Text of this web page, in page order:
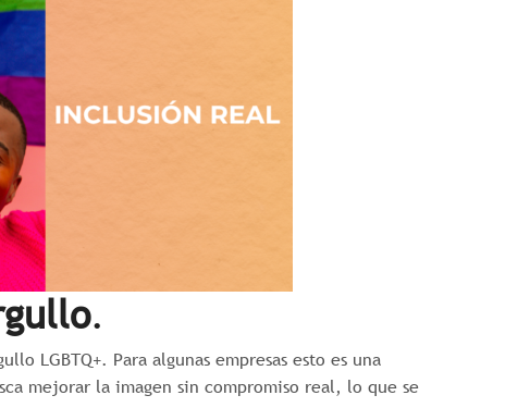
.
LGBTQ+. Para algunas empresas esto es una
mejorar la imagen sin compromiso real, lo que se